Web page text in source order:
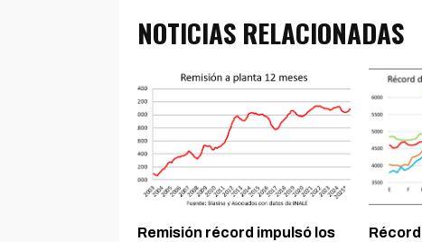
NOTICIAS RELACIONADAS
Remisión récord impulsó los